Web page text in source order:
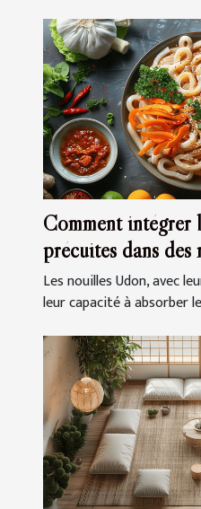
Comment intégrer
précuites dans des
quotidiennes
Les nouilles Udon, avec
leur capacité à absorber